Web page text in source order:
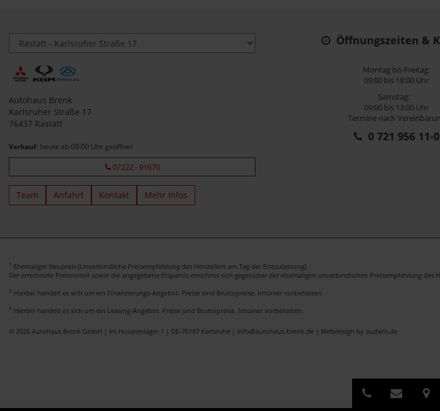
Autohaus Brenk
Karlsruher Straße 17
76437 Rastatt
Verkauf: heute ab 09:00 Uhr geöffnet
07222 - 91670
Team Anfahrt Kontakt Mehr Infos
Öffnungszeiten &
Montag bis Freitag:
09:00 bis 18:00 Uhr
Samstag:
09:00 bis 13:00 Uhr
Termine nach
0 721 956 11-0
1 Ehemaliger Neupreis (Unverbindliche Preisempfehlung des Herstellers am Tag der Erstzulassung).
Der errechnete Preisvorteil sowie die angegebene Ersparnis errechnet sich gegenüber der ehemaligen unverbindlichen Preisempfehlung des
2 Hierbei handelt es sich um ein Finanzierungs-Angebot. Preise sind Bruttopreise. Irrtümer vorbehalten.
3 Hierbei handelt es sich um ein Leasing-Angebot. Preise sind Bruttopreise. Irrtümer vorbehalten.
© 2026 Autohaus Brenk GmbH | Im Husarenlager 1 | DE-76187 Karlsruhe | info@autohaus-brenk.de | Webdesign by audaris.de